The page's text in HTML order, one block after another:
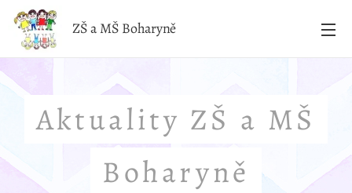
ZŠ a MŠ Boharyně
Aktuality ZŠ a MŠ
Boharyně